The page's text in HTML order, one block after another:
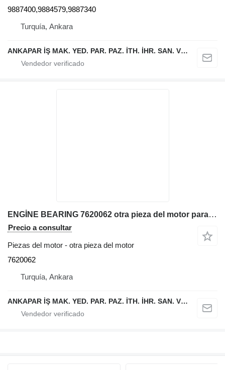
9887400,9884579,9887340
Turquía, Ankara
ANKAPAR İŞ MAK. YED. PAR. PAZ. İTH. İHR. SAN. VE TİC. LTD. ŞTİ.
ENGİNE BEARING 7620062 otra pieza del motor para Liebherr L538,L542,L544,L554,L550,L556,L566,L576L580 cargadora de ruedas
Precio a consultar
Piezas del motor - otra pieza del motor
7620062
Turquía, Ankara
ANKAPAR İŞ MAK. YED. PAR. PAZ. İTH. İHR. SAN. VE TİC. LTD. ŞTİ.